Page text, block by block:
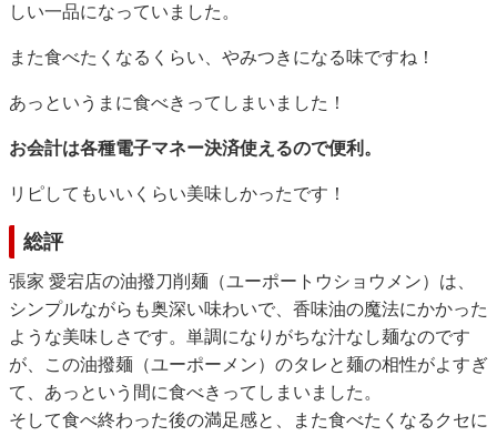
しい一品になっていました。
また食べたくなるくらい、やみつきになる味ですね！
あっというまに食べきってしまいました！
お会計は各種電子マネー決済使えるので便利。
リピしてもいいくらい美味しかったです！
総評
張家 愛宕店の油撥刀削麺（ユーポートウショウメン）は、
シンプルながらも奥深い味わいで、香味油の魔法にかかった
ような美味しさです。単調になりがちな汁なし麺なのです
が、この油撥麺（ユーポーメン）のタレと麺の相性がよすぎ
て、あっという間に食べきってしまいました。
そして食べ終わった後の満足感と、また食べたくなるクセに